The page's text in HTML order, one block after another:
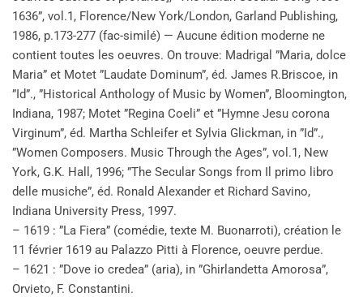
1636”, vol.1, Florence/New York/London, Garland Publishing,
1986, p.173-277 (fac-similé) — Aucune édition moderne ne
contient toutes les oeuvres. On trouve: Madrigal ”Maria, dolce
Maria” et Motet ”Laudate Dominum”, éd. James R.Briscoe, in
”Id”., ”Historical Anthology of Music by Women”, Bloomington,
Indiana, 1987; Motet ”Regina Coeli” et ”Hymne Jesu corona
Virginum”, éd. Martha Schleifer et Sylvia Glickman, in ”Id”.,
”Women Composers. Music Through the Ages”, vol.1, New
York, G.K. Hall, 1996; ”The Secular Songs from Il primo libro
delle musiche”, éd. Ronald Alexander et Richard Savino,
Indiana University Press, 1997.
– 1619 : ”La Fiera” (comédie, texte M. Buonarroti), création le
11 février 1619 au Palazzo Pitti à Florence, oeuvre perdue.
– 1621 : ”Dove io credea” (aria), in ”Ghirlandetta Amorosa”,
Orvieto, F. Constantini.